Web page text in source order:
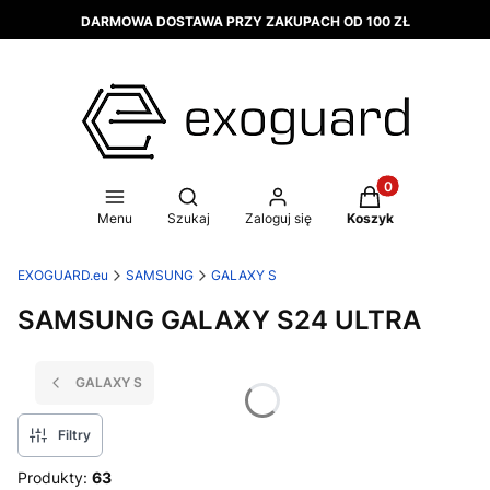
DARMOWA DOSTAWA PRZY ZAKUPACH OD 100 ZŁ
Menu
Otwórz wyszukiwarkę
Szukaj Zaloguj się
Produkty w
Koszyk
EXOGUARD.eu SAMSUNG GALAXY S
SAMSUNG GALAXY S24 ULTRA
GALAXY S
Filtry
Produkty: 63